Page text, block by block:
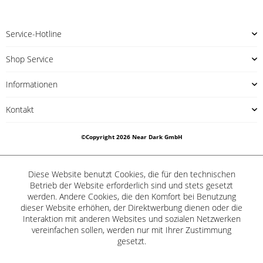
Service-Hotline
Shop Service
Informationen
Kontakt
©Copyright 2026 Near Dark GmbH
Diese Website benutzt Cookies, die für den technischen
Betrieb der Website erforderlich sind und stets gesetzt
werden. Andere Cookies, die den Komfort bei Benutzung
dieser Website erhöhen, der Direktwerbung dienen oder die
Interaktion mit anderen Websites und sozialen Netzwerken
vereinfachen sollen, werden nur mit Ihrer Zustimmung
gesetzt.